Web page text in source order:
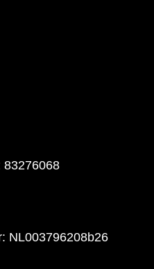
83276068
NL003796208b26